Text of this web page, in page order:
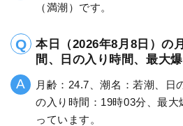
（満潮）です。
本日（2026年8月8日）の
間、日の入り時間、最大
月齢：24.7、潮名：若潮、日
の入り時間：19時03分、最
っています。